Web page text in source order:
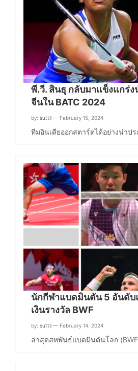
พี.วี. สินธุ กลับมาแข็งแกร่ง
จีนใน BATC 2024
by: suttil — February 15, 2024
ทีมอินเดียออกสตาร์ตได้อย่างน่าป
นักกีฬาแบดมินตัน 5 อันดับ
เงินรางวัล BWF
by: suttil — February 14, 2024
ล่าสุดสหพันธ์แบดมินตันโลก